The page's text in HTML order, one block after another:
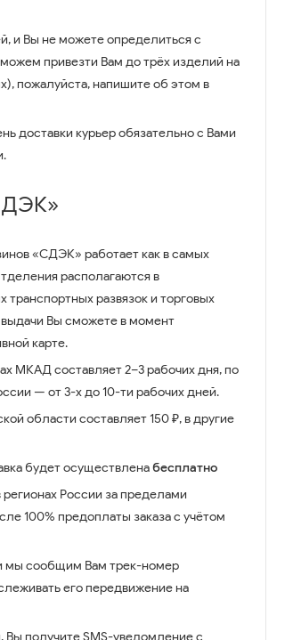
и Вы не можете определиться с
привезти Вам до трёх изделий на
пожалуйста, напишите об этом в
доставки курьер обязательно с Вами
«СДЭК» работает как в самых
располагаются в
транспортных развязок и торговых
Вы сможете в момент
карте.
МКАД составляет 2–3 рабочих дня, по
— от 3-х до 10-ти рабочих дней.
области составляет 150 ₽, в другие
будет осуществленабесплатно
России за пределами
100% предоплаты заказа с учётом
мы сообщим Вам трек-номер
его передвижение на